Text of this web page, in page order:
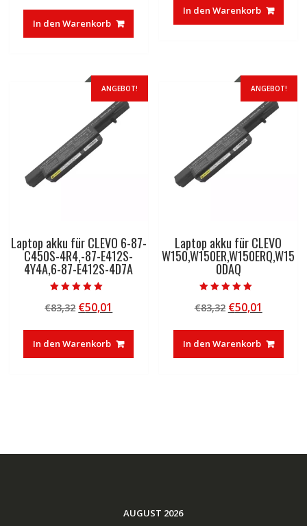
war:
€83,32
ist:
€50,01.
In den Warenkorb
war:
€30,00
ist:
€16,33.
In den Warenkorb
ANGEBOT!
Laptop akku für CLEVO 6-87-
C450S-4R4,-87-E412S-
4Y4A,6-87-E412S-4D7A
5.00
von 5
€83,32 Ursprünglicher
war:
€83,32
€50,01
ist:
€50,01.
In den Warenkorb
ANGEBOT!
Laptop akku für CLEVO
W150,W150ER,W150ERQ,W15
0DAQ
5.00
von 5
€83,32 Ursprünglicher
war:
€83,32
€50,01
ist:
€50,01.
In den Warenkorb
AUGUST 2026